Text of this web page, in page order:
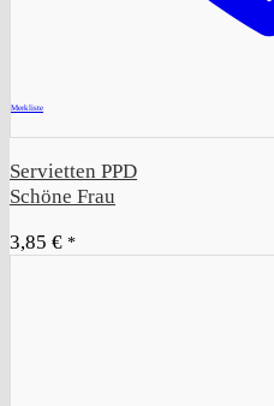
Merkliste
Servietten PPD
Schöne Frau
3,85 € *